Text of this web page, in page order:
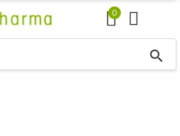
0
search